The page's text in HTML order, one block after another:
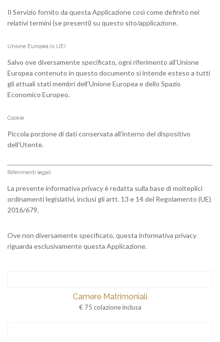
Il Servizio fornito da questa Applicazione così come definito nei
relativi termini (se presenti) su questo sito/applicazione.
Unione Europea (o UE)
Salvo ove diversamente specificato, ogni riferimento all’Unione
Europea contenuto in questo documento si intende esteso a tutti
gli attuali stati membri dell’Unione Europea e dello Spazio
Economico Europeo.
Cookie
Piccola porzione di dati conservata all’interno del dispositivo
dell’Utente.
Riferimenti legali
La presente informativa privacy è redatta sulla base di molteplici
ordinamenti legislativi, inclusi gli artt. 13 e 14 del Regolamento (UE)
2016/679.
Ove non diversamente specificato, questa informativa privacy
riguarda esclusivamente questa Applicazione.
Camere Matrimoniali
€ 75 colazione inclusa